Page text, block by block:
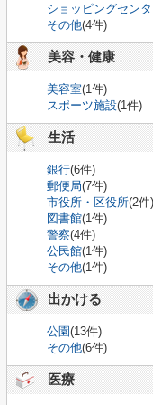
ショッピングセン
その他(4件)
美容・健康
美容室(1件)
スポーツ施設(1件)
生活
銀行(6件)
郵便局(7件)
市役所・区役所(2件)
図書館(1件)
警察(4件)
公民館(1件)
その他(1件)
出かける
公園(13件)
その他(6件)
医療